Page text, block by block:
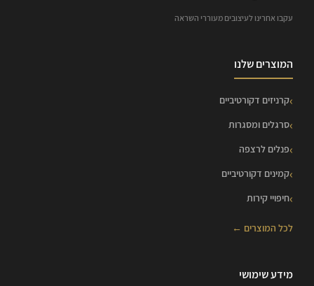
עקבו אחרינו לעיצובים מעוררי השראה
המוצרים שלנו
קרניזים דקורטיביים
סרגלים ומסגרות
פנלים לרצפה
קמינים דקורטיביים
חיפויי קירות
לכל המוצרים ←
מידע שימושי